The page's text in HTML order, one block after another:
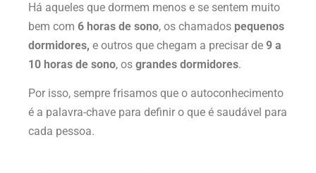
Há aqueles que dormem menos e se sentem muito
bem com 6 horas de sono, os chamados pequenos
dormidores, e outros que chegam a precisar de 9 a
10 horas de sono, os grandes dormidores.
Por isso, sempre frisamos que o autoconhecimento
é a palavra-chave para definir o que é saudável para
cada pessoa.